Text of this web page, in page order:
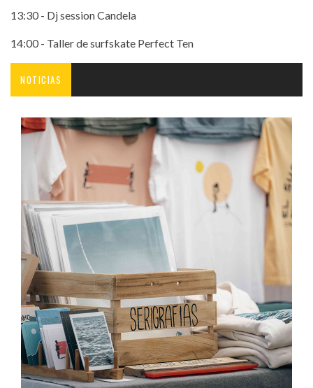
13:30 - Dj session Candela
14:00 - Taller de surfskate Perfect Ten
NOTICIAS